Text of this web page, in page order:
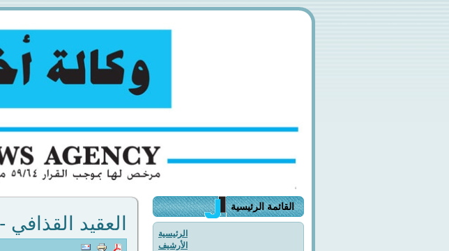
العقيد القذافي - Page 35
القائمة الرئيسية
الرئيسية
الأرشيف